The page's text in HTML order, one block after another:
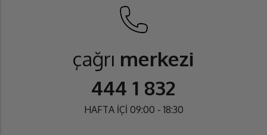
çağrı merkezi
444 1 832
HAFTA İÇİ 09:00 - 18:30